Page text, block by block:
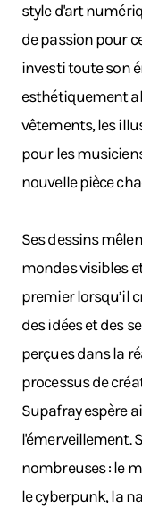
style d'art
de passion pour
investi toute son
esthétiquement
vêtements, les
pour les
nouvelle pièce
Ses dessins
mondes visibles
premier lorsqu’il
des idées et des
perçues dans la
processus de
Supafray espère
l'émerveillement.
nombreuses : le
le cyberpunk, la